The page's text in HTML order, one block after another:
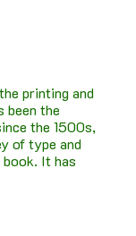
printing and
been the
the 1500s,
of type and
book. It has